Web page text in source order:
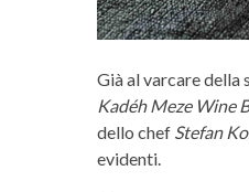
Già al varcare della
Kadéh Meze Wine
dello chef Stefan
evidenti.